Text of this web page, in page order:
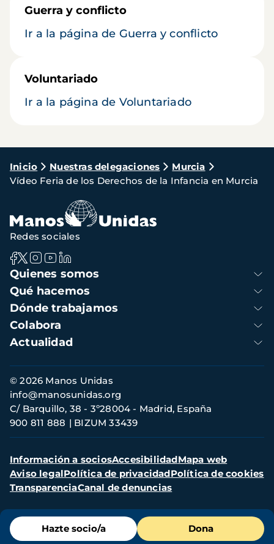
Guerra y conflicto
Ir a la página de Guerra y conflicto
Voluntariado
Ir a la página de Voluntariado
Ruta
de
navegación
Inicio Nuestras delegaciones
Murcia
Vídeo Feria de los Derechos de la Infancia en Murcia
Menú
de
Hazte socio/a Dona
Navegación
principal
Quienes somos
Qué hacemos
Dónde trabajamos
Colabora
Actualidad
Redes sociales
Información
de
contacto
© 2026 Manos Unidas
C/ Barquillo, 38 - 3º28004 - Madrid, España
900 811 888
BIZUM 33439
info@manosunidas.org
Menú
secundario
Información a sociosAccesibilidadMapa web
Aviso legalPolítica de privacidadPolítica de cookies
TransparenciaCanal de denuncias